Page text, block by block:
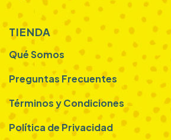
TIENDA
Qué Somos
Preguntas Frecuentes
Términos y Condiciones
Política de Privacidad